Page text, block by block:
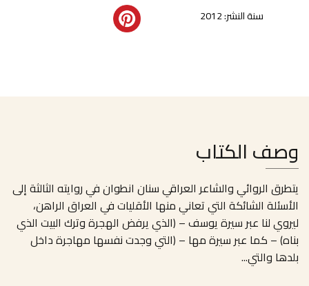
سنة النشر: 2012
وصف الكتاب
يتطرق الروائي والشاعر العراقي سنان انطوان في روايته الثالثة إلى
الأسئلة الشائكة التي تعاني منها الأقليات في العراق الراهن،
ليروي لنا عبر سيرة يوسف – (الذي يرفض الهجرة وترك البيت الذي
بناه) – كما عبر سيرة مها – (التي وجدت نفسها مهاجرة داخل
بلدها والتي...